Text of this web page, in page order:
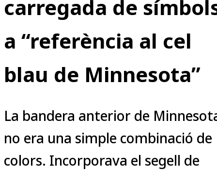
carregada de
a “referència al cel
blau de Minnesota”
La bandera anterior de
no era una simple combinació de
colors. Incorporava el segell de